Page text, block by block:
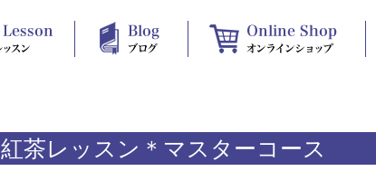
紅茶レッスン＊マスターコース